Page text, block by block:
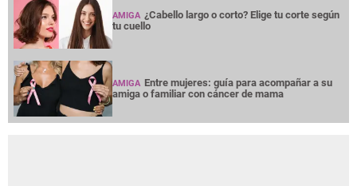
AMIGA ¿Cabello largo o corto? Elige tu corte según
tu cuello
AMIGA Entre mujeres: guía para acompañar a su
amiga o familiar con cáncer de mama